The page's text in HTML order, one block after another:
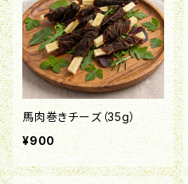
馬肉巻きチーズ（35g）
¥900